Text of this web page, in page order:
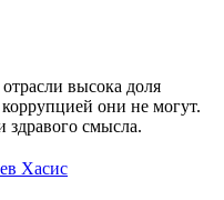
высока доля
они не могут.
здравого смысла.
Хасис